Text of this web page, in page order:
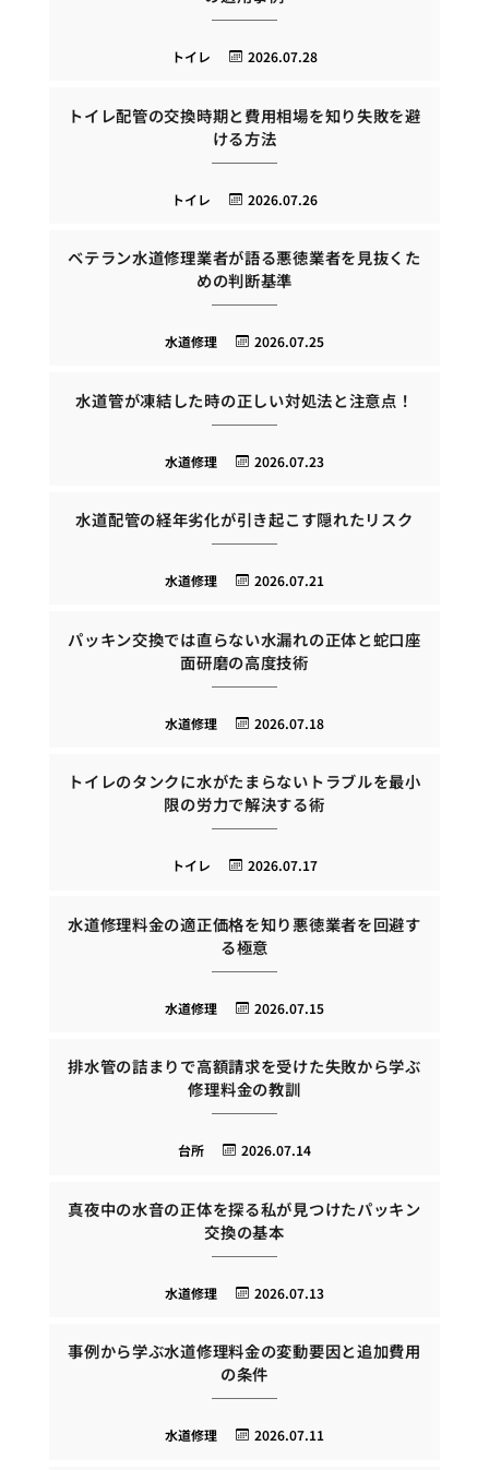
2026.07.28
トイレ
トイレ配管の交換時期と費用相場を知り失敗を避
ける方法
2026.07.26
トイレ
ベテラン水道修理業者が語る悪徳業者を見抜くた
めの判断基準
2026.07.25
水道修理
水道管が凍結した時の正しい対処法と注意点！
2026.07.23
水道修理
水道配管の経年劣化が引き起こす隠れたリスク
2026.07.21
水道修理
パッキン交換では直らない水漏れの正体と蛇口座
面研磨の高度技術
2026.07.18
水道修理
トイレのタンクに水がたまらないトラブルを最小
限の労力で解決する術
2026.07.17
トイレ
水道修理料金の適正価格を知り悪徳業者を回避す
る極意
2026.07.15
水道修理
排水管の詰まりで高額請求を受けた失敗から学ぶ
修理料金の教訓
2026.07.14
台所
真夜中の水音の正体を探る私が見つけたパッキン
交換の基本
2026.07.13
水道修理
事例から学ぶ水道修理料金の変動要因と追加費用
の条件
2026.07.11
水道修理